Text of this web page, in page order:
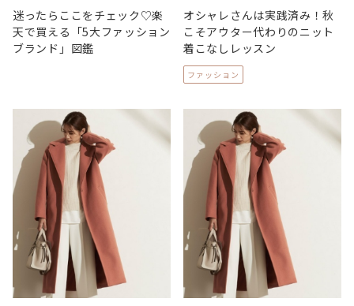
迷ったらここをチェック♡楽
天で買える「5大ファッション
ブランド」図鑑
オシャレさんは実践済み！秋
こそアウター代わりのニット
着こなしレッスン
ファッション